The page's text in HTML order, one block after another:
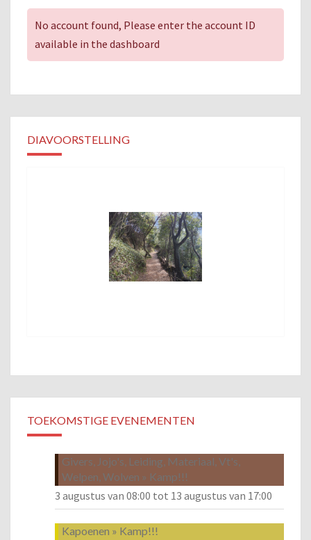
No account found, Please enter the account ID
available in the dashboard
DIAVOORSTELLING
TOEKOMSTIGE EVENEMENTEN
Givers, Jojo's, Leiding, Materiaal, Vt's,
Welpen, Wolven » Kamp!!!
3 augustus van 08:00 tot 13 augustus van 17:00
Kapoenen » Kamp!!!